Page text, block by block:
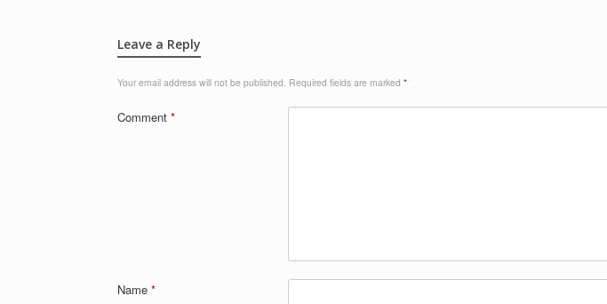
Leave a Reply
Your email address will not be published. Required fields are marked *
Comment *
Name *